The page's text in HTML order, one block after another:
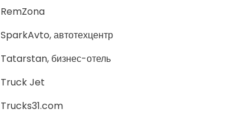
RemZona
SparkAvto, автотехцентр
Tatarstan, бизнес-отель
Truck Jet
Trucks31.com